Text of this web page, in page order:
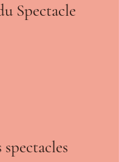
Spectacle
spectacles